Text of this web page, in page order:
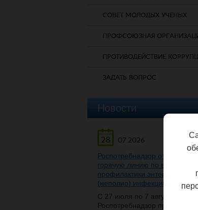
СОВЕТ МОЛОДЫХ УЧЕНЫХ
ПРОФСОЮЗНАЯ
ПРОТИВОДЕЙСТВИЕ
ЗАДАТЬ ВОПРОС
Новости
28
07.2026
Роспотребнадзор открывает
горячую линию по вопросам
профилактики
(неполио) инфекции
С 27 июля по 7 августа
Роспотребнадзор проведет